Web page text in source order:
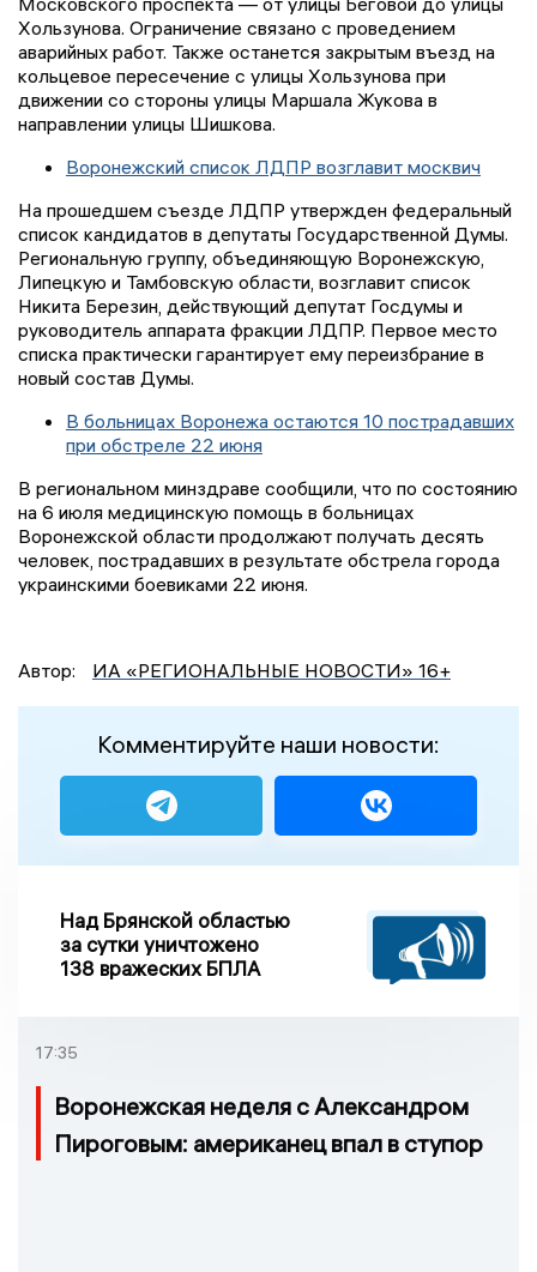
Хользунова. Ограничение связано с проведением
аварийных работ. Также останется закрытым въезд на
кольцевое пересечение с улицы Хользунова при
движении со стороны улицы Маршала Жукова в
направлении улицы Шишкова.
Воронежский список ЛДПР возглавит москвич
На прошедшем съезде ЛДПР утвержден федеральный
список кандидатов в депутаты Государственной Думы.
Региональную группу, объединяющую Воронежскую,
Липецкую и Тамбовскую области, возглавит список
Никита Березин, действующий депутат Госдумы и
руководитель аппарата фракции ЛДПР. Первое место
списка практически гарантирует ему переизбрание в
новый состав Думы.
В больницах Воронежа остаются 10 пострадавших
при обстреле 22 июня
В региональном минздраве сообщили, что по состоянию
на 6 июля медицинскую помощь в больницах
Воронежской области продолжают получать десять
человек, пострадавших в результате обстрела города
украинскими боевиками 22 июня.
Автор: ИА «РЕГИОНАЛЬНЫЕ НОВОСТИ» 16+
Комментируйте наши новости:
Над Брянской областью
за сутки уничтожено
138 вражеских БПЛА
17:35
Воронежская неделя с Александром
Пироговым: американец впал в ступор